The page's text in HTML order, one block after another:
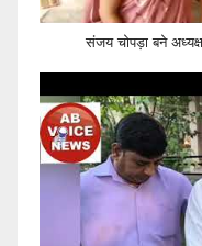
संजय चोपड़ा बने अध्यक्ष